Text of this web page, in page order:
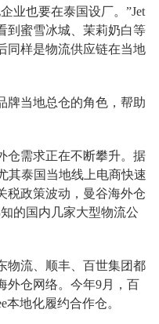
业也要在泰国设厂。”Jet
到蜜雪冰城、茉莉奶白等
同样是物流供应链在当地
牌当地总仓的角色，帮助
仓需求正在不断攀升。据
其泰国当地线上电商快速
税政策波动，曼谷海外仓
的国内几家大型物流公
物流、顺丰、百世集团都
外仓网络。今年9月，百
本地化履约合作仓。